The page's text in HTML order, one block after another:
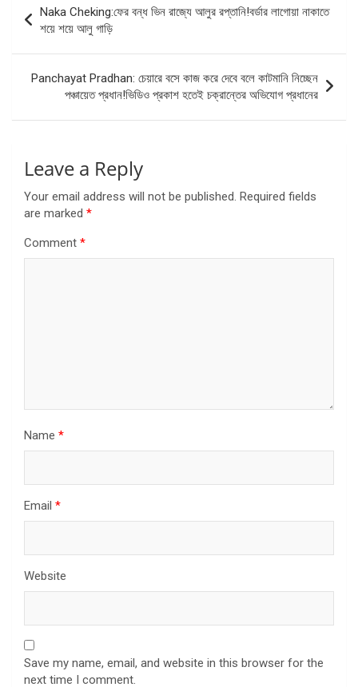
navigation
Naka Cheking:ফের বন্ধ ভিন রাজ্যে আলুর রপ্তানি!বর্ডার লাগোয়া নাকাতে
শয়ে শয়ে আলু গাড়ি
Panchayat Pradhan: চেয়ারে বসে কাজ করে দেবে বলে কাটমানি নিচ্ছেন
পঞ্চায়েত প্রধান!ভিডিও প্রকাশ হতেই চক্রান্তের অভিযোগ প্রধানের
Leave a Reply
Your email address will not be published. Required fields
are marked *
Comment *
Name *
Email *
Website
Save my name, email, and website in this browser for the
next time I comment.